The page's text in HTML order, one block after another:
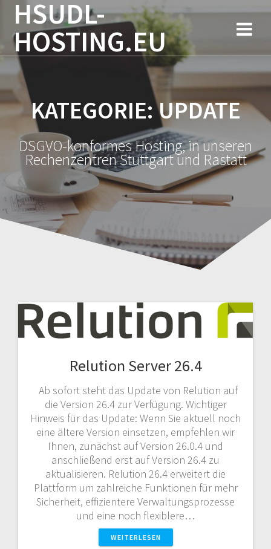
Zum
Inhalt
springen
HSUDL-
HOSTING.EU
KATEGORIE:UPDATE
DSGVO-konformes Hosting, in unseren
Rechenzentren Stuttgart und Rastatt
Relution Server 26.4
Ab sofort steht das Update von Relution auf
die Version 26.4 zur Verfügung. Wichtiger
Hinweis für das Update: Wenn Sie aktuell noch
eine ältere Version einsetzen, empfehlen wir
Ihnen, zunächst auf Version 26.0.4 und
anschließend erst auf Version 26.4 zu
aktualisieren. Relution 26.4 erweitert die
Plattform um zahlreiche Funktionen für mehr
Sicherheit, effizientere Verwaltungsprozesse
und eine noch flexiblere…
WEITERLESEN